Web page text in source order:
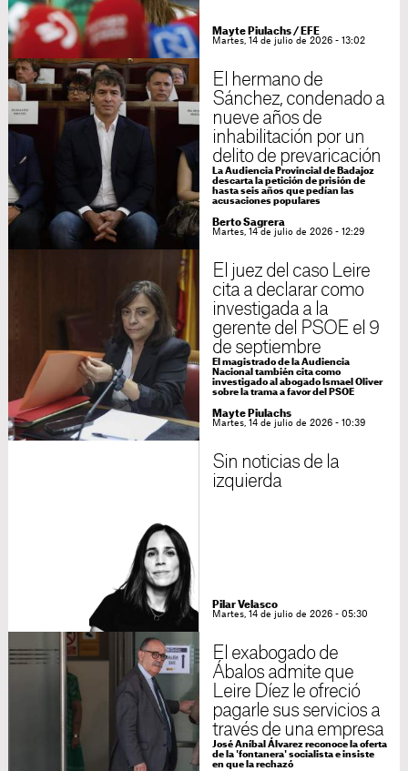
Mayte Piulachs/ EFE
Martes, 14 de julio de 2026 - 13:02
El hermano de
Sánchez, condenado a
nueve años de
inhabilitación por un
delito de prevaricación
La Audiencia Provincial de Badajoz
descarta la petición de prisión de
hasta seis años que pedían las
acusaciones populares
Berto Sagrera
Martes, 14 de julio de 2026 - 12:29
El juez del caso Leire
cita a declarar como
investigada a la
gerente del PSOE el 9
de septiembre
El magistrado de la Audiencia
Nacional también cita como
investigado al abogado Ismael Oliver
sobre la trama a favor del PSOE
Mayte Piulachs
Martes, 14 de julio de 2026 - 10:39
Sin noticias de la
izquierda
Pilar Velasco
Martes, 14 de julio de 2026 - 05:30
El exabogado de
Ábalos admite que
Leire Díez le ofreció
pagarle sus servicios a
través de una empresa
José Aníbal Álvarez reconoce la oferta
de la 'fontanera' socialista e insiste
en que la rechazó